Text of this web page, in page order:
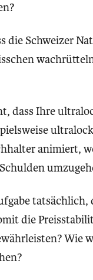
die Schweizer
dass Ihre
animiert,
tatsächlich,
die
Wie